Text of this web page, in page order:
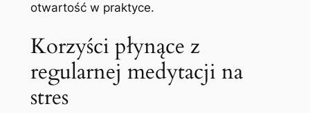
otwartość w praktyce.
Korzyści płynące z
regularnej medytacji na
stres